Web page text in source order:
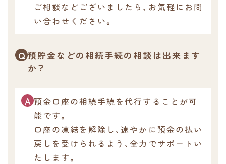
ご相談などございましたら、お気軽にお問
い合わせください。
預貯金などの相続手続の相談は出来ます
か？
預金口座の相続手続を代行することが可
能です。
口座の凍結を解除し、速やかに預金の払い
戻しを受けられるよう、全力でサポートい
たします。